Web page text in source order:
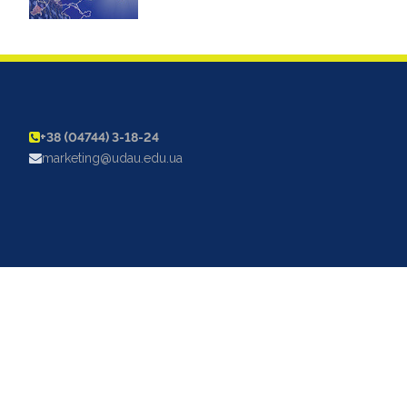
+38 (04744) 3-18-24
marketing@udau.edu.ua